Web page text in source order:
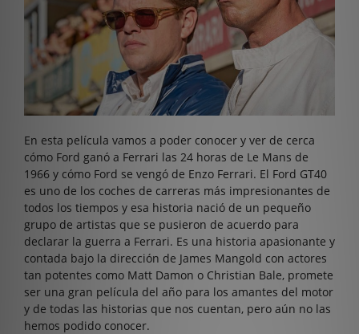
En esta película vamos a poder conocer y ver de cerca
cómo Ford ganó a Ferrari las 24 horas de Le Mans de
1966 y cómo Ford se vengó de Enzo Ferrari. El Ford GT40
es uno de los coches de carreras más impresionantes de
todos los tiempos y esa historia nació de un pequeño
grupo de artistas que se pusieron de acuerdo para
declarar la guerra a Ferrari. Es una historia apasionante y
contada bajo la dirección de James Mangold con actores
tan potentes como Matt Damon o Christian Bale, promete
ser una gran película del año para los amantes del motor
y de todas las historias que nos cuentan, pero aún no las
hemos podido conocer.